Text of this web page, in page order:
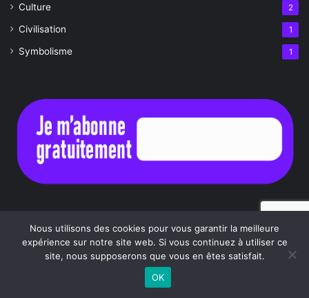
Culture 2
Civilisation 1
Symbolisme 1
Facebook
YouTube
Nous utilisons des cookies pour vous garantir la meilleure
expérience sur notre site web. Si vous continuez à utiliser ce
site, nous supposerons que vous en êtes satisfait.
OK